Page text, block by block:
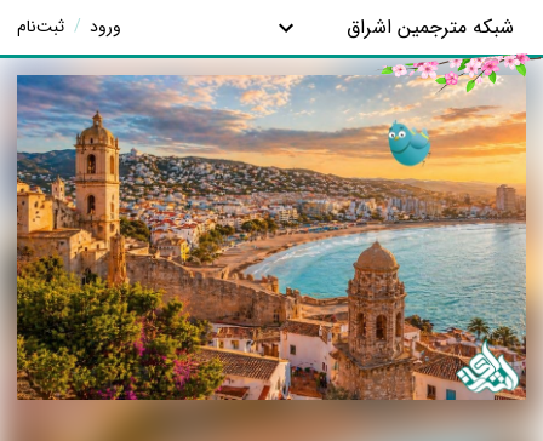
شبکه مترجمین اشراق ورود / ثبت‌نام